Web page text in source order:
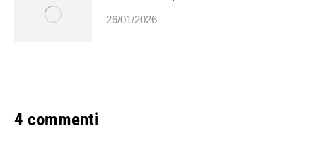
26/01/2026
4 commenti